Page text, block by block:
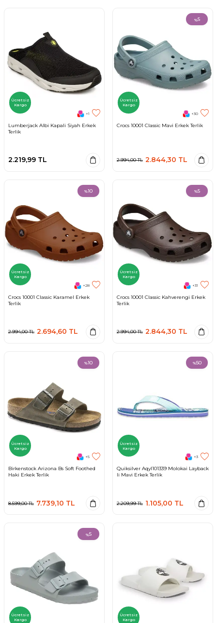
Ücretsiz
Kargo
+1
Lumberjack Albi Kapali Siyah Erkek
Terlik
2.219,99 TL
%5
Ücretsiz
Kargo
+30
Crocs 10001 Classic Mavi Erkek Terlik
2.994,00TL 2.844,30 TL
%10
Ücretsiz
Kargo
+28
Crocs 10001 Classic Karamel Erkek
Terlik
2.994,00TL 2.694,60 TL
%5
Ücretsiz
Kargo
+31
Crocs 10001 Classic Kahverengi Erkek
Terlik
2.994,00TL 2.844,30 TL
%10
Ücretsiz
Kargo
+5
Birkenstock Arizona Bs Soft Foothed
Haki Erkek Terlik
8.599,00TL 7.739,10 TL
%50
Ücretsiz
Kargo
+3
Quiksilver Aqyl101339 Molokai Layback
Ii Mavi Erkek Terlik
2.209,99TL 1.105,00 TL
%5
Ücretsiz
Kargo
Ücretsiz
Kargo